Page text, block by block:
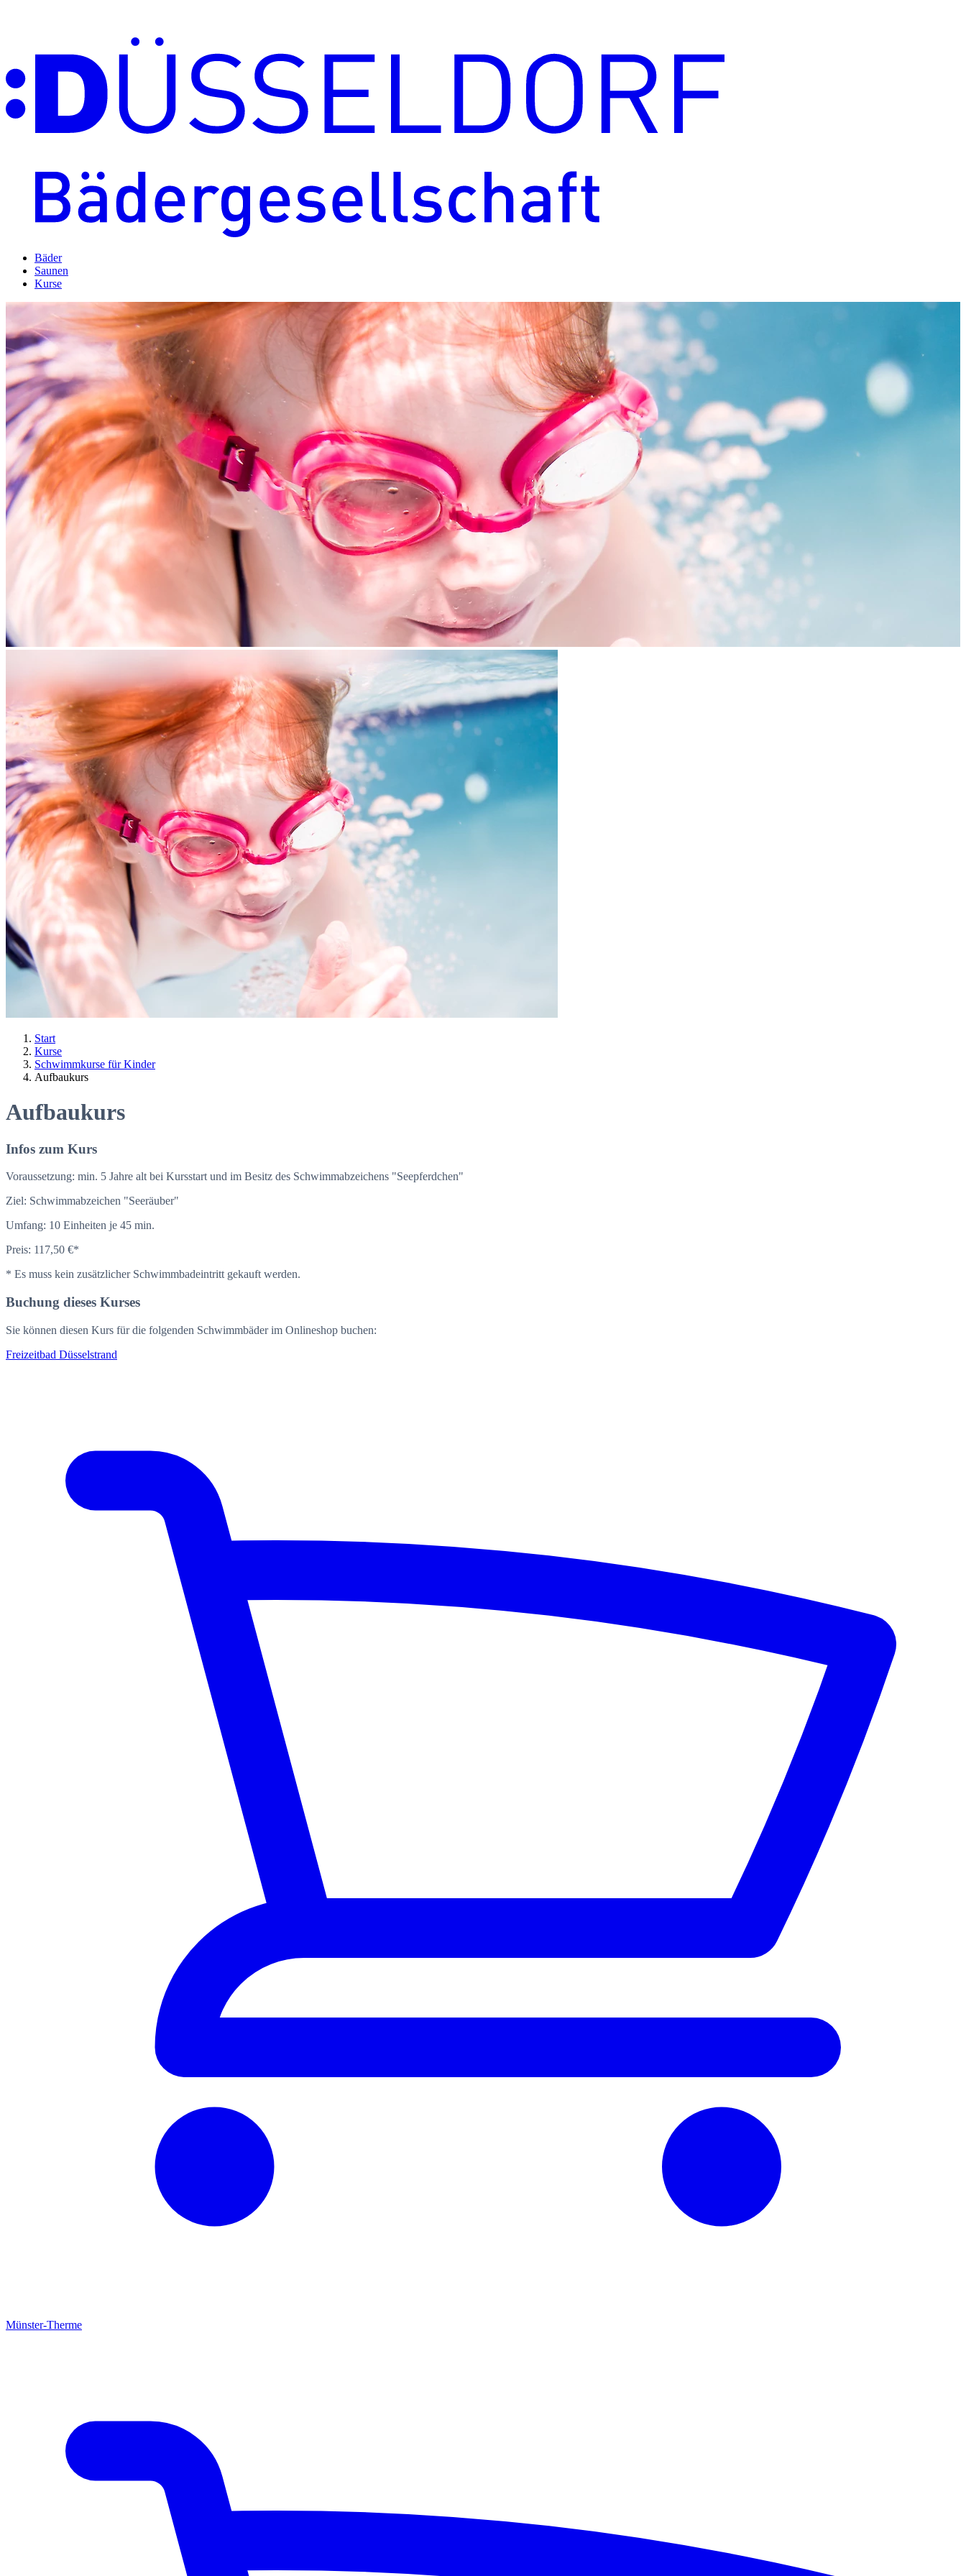
Bäder
Saunen
Kurse
Start
Kurse
Schwimmkurse für Kinder
Aufbaukurs
Aufbaukurs
Infos zum Kurs
Voraussetzung: min. 5 Jahre alt bei Kursstart und im Besitz des Schwimmabzeichens "Seepferdchen"
Ziel: Schwimmabzeichen "Seeräuber"
Umfang: 10 Einheiten je 45 min.
Preis: 117,50 €*
* Es muss kein zusätzlicher Schwimmbadeintritt gekauft werden.
Buchung dieses Kurses
Sie können diesen Kurs für die folgenden Schwimmbäder im Onlineshop buchen:
Freizeitbad Düsselstrand
Münster-Therme